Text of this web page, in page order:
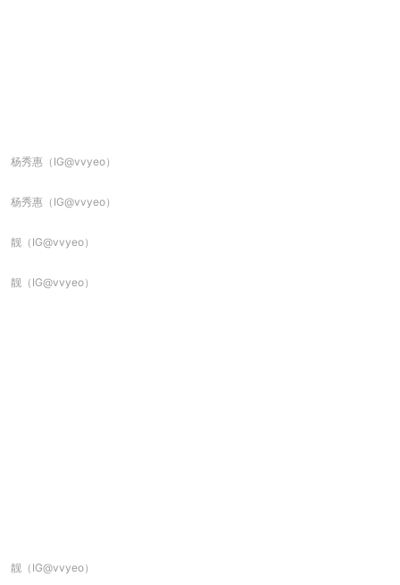
杨秀惠（IG@vvyeo）
杨秀惠（IG@vvyeo）
靓（IG@vvyeo）
靓（IG@vvyeo）
靓（IG@vvyeo）